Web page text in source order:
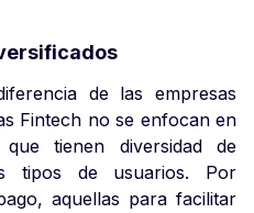
de las empresas
Fintech no se enfocan en
tienen diversidad de
tipos de usuarios. Por
aquellas para facilitar